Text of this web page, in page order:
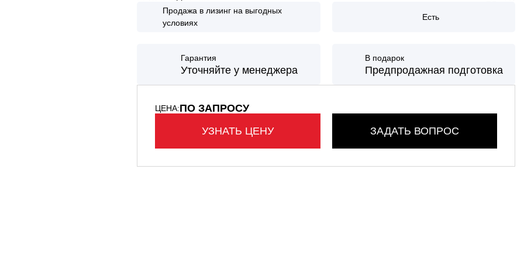
Продажа в лизинг на выгодных
условиях
Есть
Гарантия
Уточняйте у менеджера
В подарок
Предпродажная подготовка
ЦЕНА:ПО ЗАПРОСУ
УЗНАТЬ ЦЕНУ
ЗАДАТЬ ВОПРОС